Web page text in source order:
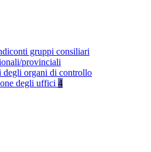
gruppi consiliari
provinciali
degli organi di controllo
degli uffici 4